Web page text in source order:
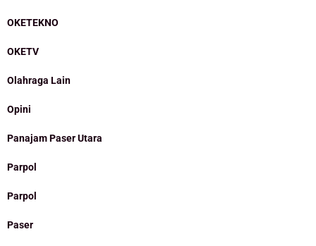
OKETEKNO
OKETV
Olahraga Lain
Opini
Panajam Paser Utara
Parpol
Parpol
Paser